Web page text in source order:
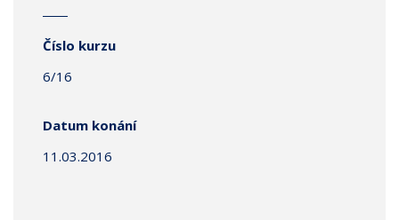
Číslo kurzu
6/16
Datum konání
11.03.2016